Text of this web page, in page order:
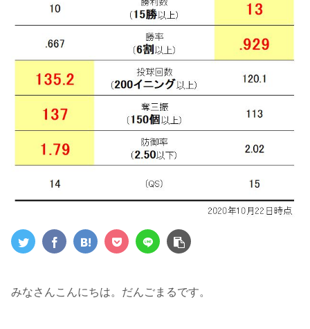
みなさんこんにちは。だんごまるです。